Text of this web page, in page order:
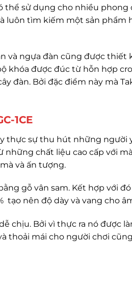
thể sử dụng cho nhiều phong
luôn tìm kiếm một sản phẩm
và ngựa đàn cũng được thiết
khóa được đúc từ hỗn hợp
đàn. Bởi đặc điểm này mà
1CE
thực sự thu hút những người
chất liệu cao cấp với
và ấn tượng.
gỗ vân sam. Kết hợp với
tạo nên độ dày và vang cho
chịu. Bởi vì thực ra nó được
thoải mái cho người chơi